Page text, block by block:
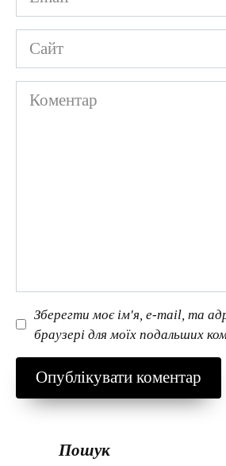
*
Сайт
Коментар
Зберегти моє ім'я, e-mail, та
браузері для моїх подальших
Пошук